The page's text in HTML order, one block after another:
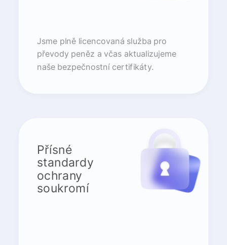
Jsme plně licencovaná služba pro
převody peněz a včas aktualizujeme
naše bezpečnostní certifikáty.
Přísné
standardy
ochrany
soukromí